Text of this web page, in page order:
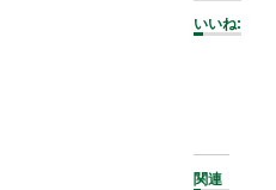
いいね:
関連